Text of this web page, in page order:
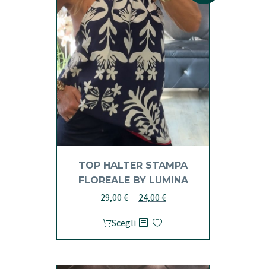
TOP HALTER STAMPA
FLOREALE BY LUMINA
29,00€
Il
originale
era:
24,00 €
è:
ScegliQuesto
prodotto
più